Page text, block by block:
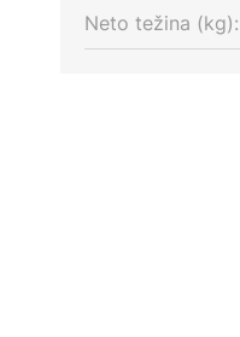
Neto težina (kg):